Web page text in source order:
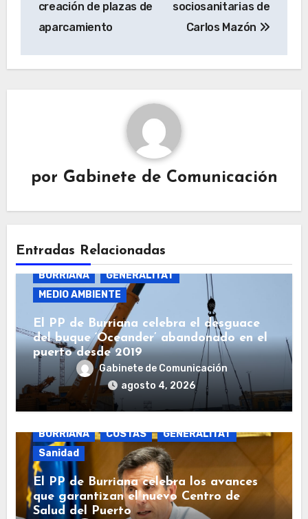
creación de plazas de
aparcamiento
sociosanitarias de
Carlos Mazón
por Gabinete de Comunicación
Entradas Relacionadas
BURRIANA
GENERALITAT
MEDIO AMBIENTE
El PP de Burriana celebra el desguace
del buque ‘Oceander’ abandonado en el
puerto desde 2019
Gabinete de Comunicación
agosto 4, 2026
BURRIANA COSTAS
GENERALITAT
Sanidad
El PP de Burriana celebra los avances
que garantizan el nuevo Centro de
Salud del Puerto